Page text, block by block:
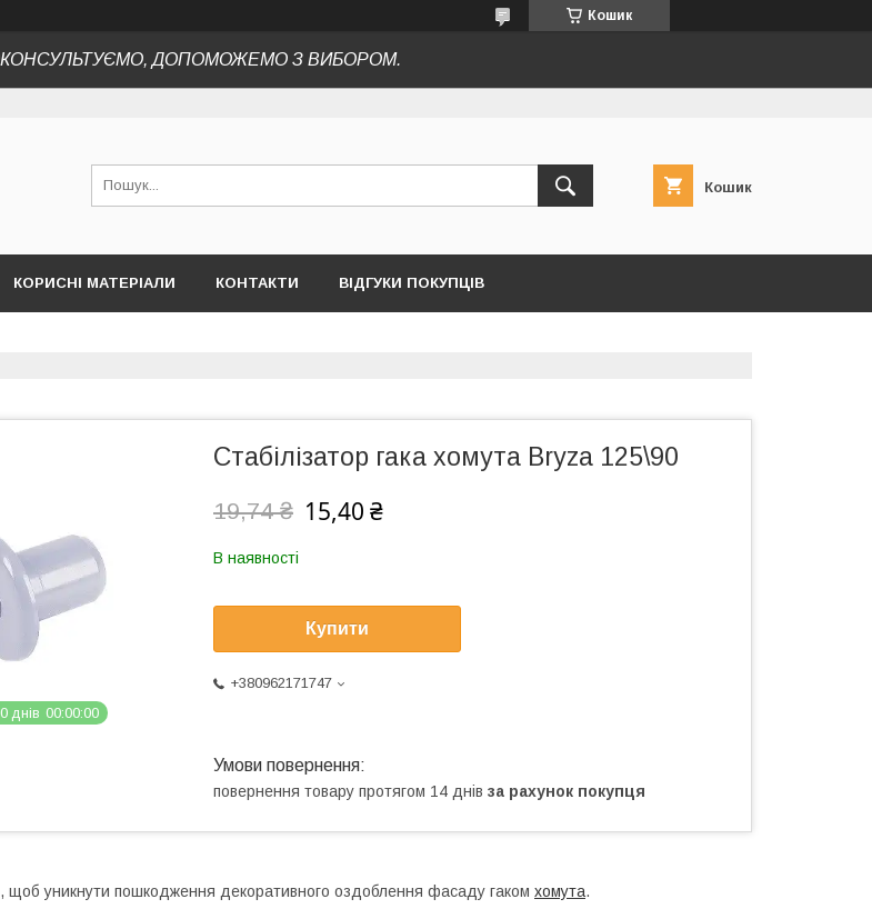
Кошик
ДОПОМОЖЕМО З ВИБОРОМ.
Кошик
КОРИСНІ МАТЕРІАЛИ КОНТАКТИ ВІДГУКИ ПОКУПЦІВ
0 днів 00 00 00
Стабілізатор гака хомута Bryza 125\90
19,74 ₴ 15,40 ₴
В наявності
Купити
+380962171747
повернення товару протягом 14 днів за рахунок покупця
щоб уникнути пошкодження декоративного оздоблення фасаду гаком хомута.